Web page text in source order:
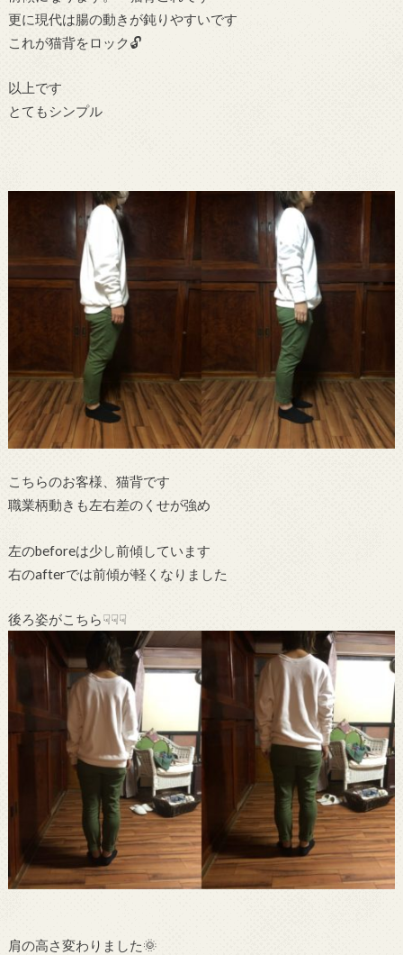
更に現代は腸の動きが鈍りやすいです
これが猫背をロック🔓
以上です
とてもシンプル
こちらのお客様、猫背です
職業柄動きも左右差のくせが強め
左のbeforeは少し前傾しています
右のafterでは前傾が軽くなりました
後ろ姿がこちら☟☟☟
肩の高さ変わりました🌞